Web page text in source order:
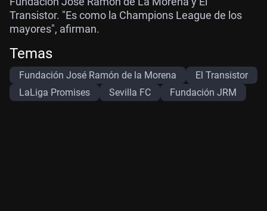
Transistor. "Es como la Champions League de los
mayores", afirman.
Temas
Fundación José Ramón de la Morena
El Transistor
LaLiga Promises
Sevilla FC Fundación JRM